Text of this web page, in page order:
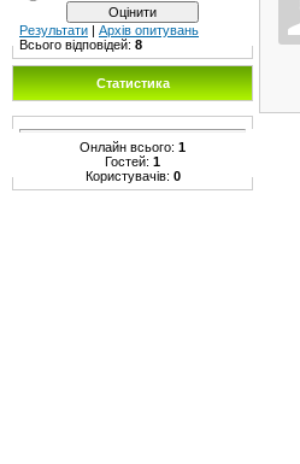
Результати | Архів опитувань
Всього відповідей: 8
Статистика
Онлайн всього: 1
Гостей: 1
Користувачів: 0